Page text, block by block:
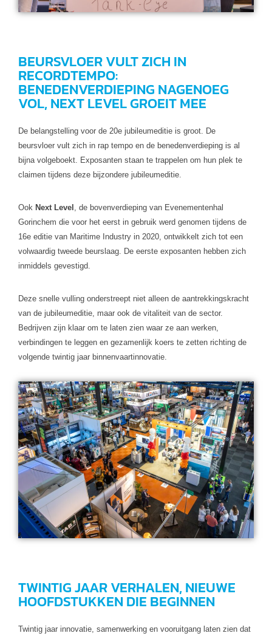
BEURSVLOER VULT ZICH IN
RECORDTEMPO:
BENEDENVERDIEPING NAGENOEG
VOL, NEXT LEVEL GROEIT MEE
De belangstelling voor de 20e jubileumeditie is groot. De
beursvloer vult zich in rap tempo en de benedenverdieping is al
bijna volgeboekt. Exposanten staan te trappelen om hun plek te
claimen tijdens deze bijzondere jubileumeditie.
Ook Next Level , de bovenverdieping van Evenementenhal
Gorinchem die voor het eerst in gebruik werd genomen tijdens de
16e editie van Maritime Industry in 2020, ontwikkelt zich tot een
volwaardig tweede beurslaag. De eerste exposanten hebben zich
inmiddels gevestigd.
Deze snelle vulling onderstreept niet alleen de aantrekkingskracht
van de jubileumeditie, maar ook de vitaliteit van de sector.
Bedrijven zijn klaar om te laten zien waar ze aan werken,
verbindingen te leggen en gezamenlijk koers te zetten richting de
volgende twintig jaar binnenvaartinnovatie.
TWINTIG JAAR VERHALEN, NIEUWE
HOOFDSTUKKEN DIE BEGINNEN
Twintig jaar innovatie, samenwerking en vooruitgang laten zien dat